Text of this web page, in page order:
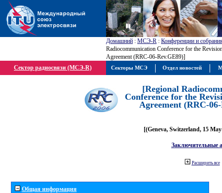
Домашний : МСЭ-R : Конференции и
Radiocommunication Conference for the
Agreement (RRC-06-Rev.GE89)]
Сектор радиосвязи (МСЭ-R)
[Regional
Conference for the
Agreement (RRC-
[(Geneva, Switzerland, 15
Заключительные
Расширить все
Общая информация
Секторы МСЭ Отдел новостей